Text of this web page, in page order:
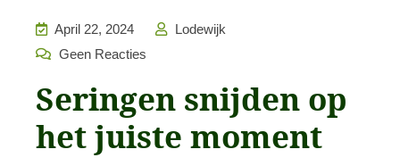
April 22, 2024
Lodewijk
Geen Reacties
Seringen snijden op
het juiste moment